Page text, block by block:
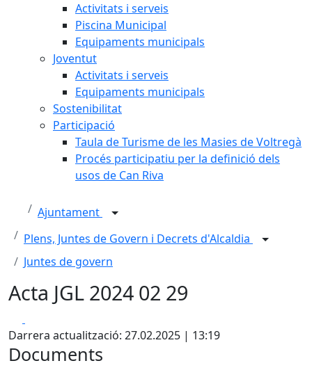
Activitats i serveis
Piscina Municipal
Equipaments municipals
Joventut
Activitats i serveis
Equipaments municipals
Sostenibilitat
Participació
Taula de Turisme de les Masies de Voltregà
Procés participatiu per la definició dels
usos de Can Riva
Ajuntament
Plens, Juntes de Govern i Decrets d'Alcaldia
Juntes de govern
Acta JGL 2024 02 29
Darrera actualització: 27.02.2025 | 13:19
Documents